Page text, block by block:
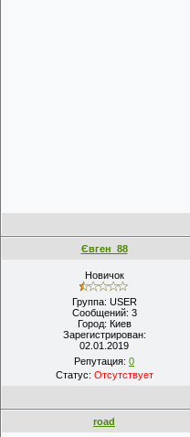
Євген_88
Новичок
Группа: USER
Сообщений: 3
Город: Киев
Зарегистрирован:
02.01.2019
Репутация: 0
Статус: Отсутствует
road